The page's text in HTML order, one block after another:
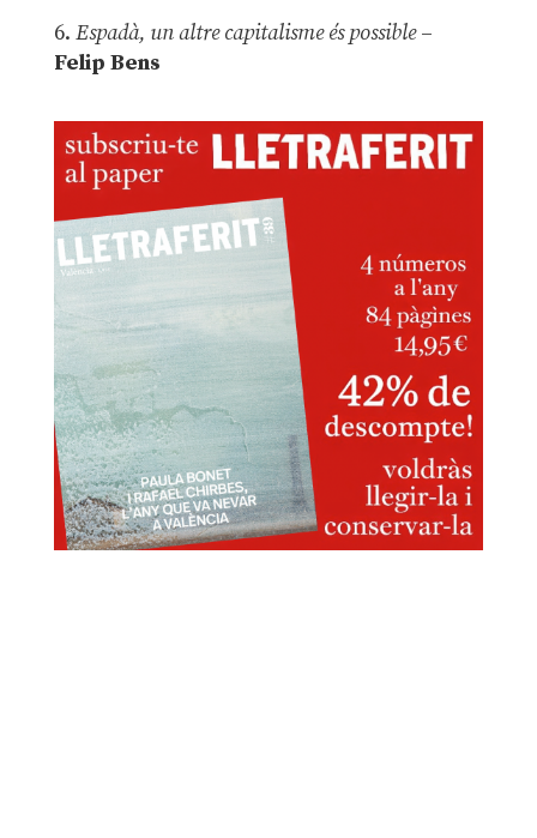
6. Espadà, un altre capitalisme és possible –
Felip Bens